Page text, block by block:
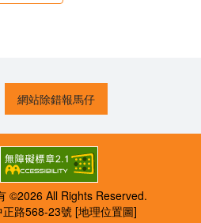
網站除錯報馬仔
©2026 All Rights Reserved.
路568-23號 [地理位置圖]